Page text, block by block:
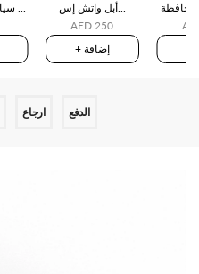
سيارة مغناطيسية ...
أبل واتش إس...
AED 250
+ إضافة
ارجاع الدفع